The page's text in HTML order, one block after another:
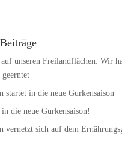
auf unseren Freilandflächen: Wir
geerntet
startet in die neue Gurkensaison
die neue Gurkensaison!
vernetzt sich auf dem